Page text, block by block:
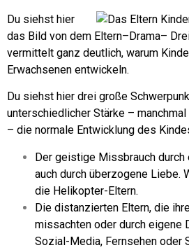
Du siehst hier
das Bild von dem Eltern–Drama–
vermittelt ganz deutlich, warum
Erwachsenen entwickeln.
Du siehst hier drei große
unterschiedlicher Stärke –
– die normale Entwicklung des
Der geistige Missbrauch durch
auch durch überzogene Liebe.
die Helikopter-Eltern.
Die distanzierten Eltern, die
missachten oder durch eigene
Sozial-Media, Fernsehen oder